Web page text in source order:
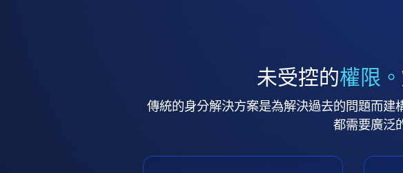
未受控的權限。
傳統的身分解決方案是為解決過去的問題而
都需要廣泛